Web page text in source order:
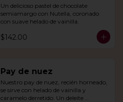
Un delicioso pastel de chocolate
semiamargo con Nutella, coronado
con suave helado de vainilla.
$142.00
Pay de nuez
Nuestro pay de nuez, recién horneado,
se sirve con helado de vainilla y
caramelo derretido. Un deleite